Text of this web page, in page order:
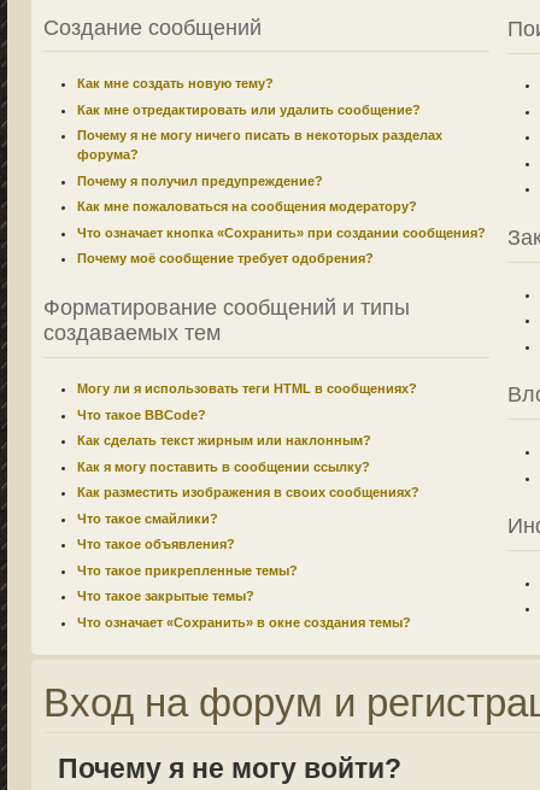
Создание сообщений
Как мне создать новую тему?
Как мне отредактировать или удалить сообщение?
Почему я не могу ничего писать в некоторых разделах
форума?
Почему я получил предупреждение?
Как мне пожаловаться на сообщения модератору?
Что означает кнопка «Сохранить» при создании сообщения?
Почему моё сообщение требует одобрения?
Форматирование сообщений и типы
создаваемых тем
Могу ли я использовать теги HTML в сообщениях?
Что такое BBCode?
Как сделать текст жирным или наклонным?
Как я могу поставить в сообщении ссылку?
Как разместить изображения в своих сообщениях?
Что такое смайлики?
Что такое объявления?
Что такое прикрепленные темы?
Что такое закрытые темы?
Что означает «Сохранить» в окне создания темы?
Вход на форум и
Почему я не могу войти?